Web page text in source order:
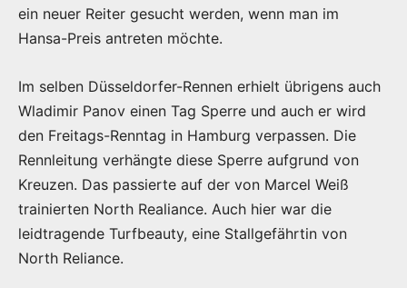
ein neuer Reiter gesucht werden, wenn man im
Hansa-Preis antreten möchte.
Im selben Düsseldorfer-Rennen erhielt übrigens auch
Wladimir Panov einen Tag Sperre und auch er wird
den Freitags-Renntag in Hamburg verpassen. Die
Rennleitung verhängte diese Sperre aufgrund von
Kreuzen. Das passierte auf der von Marcel Weiß
trainierten North Realiance. Auch hier war die
leidtragende Turfbeauty, eine Stallgefährtin von
North Reliance.